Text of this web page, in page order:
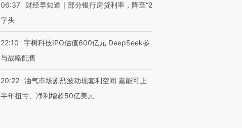
06:37
财经早知道｜部分银行房贷利率，降至“2
字头
22:10
宇树科技IPO估值600亿元 DeepSeek参
与战略配售
20:22 油气市场剧烈波动现套利空间 嘉能可上
半年扭亏、净利增超50亿美元